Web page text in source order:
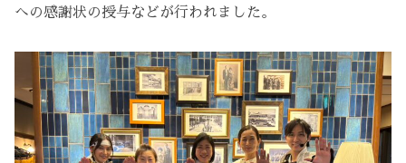
への感謝状の授与などが行われました。